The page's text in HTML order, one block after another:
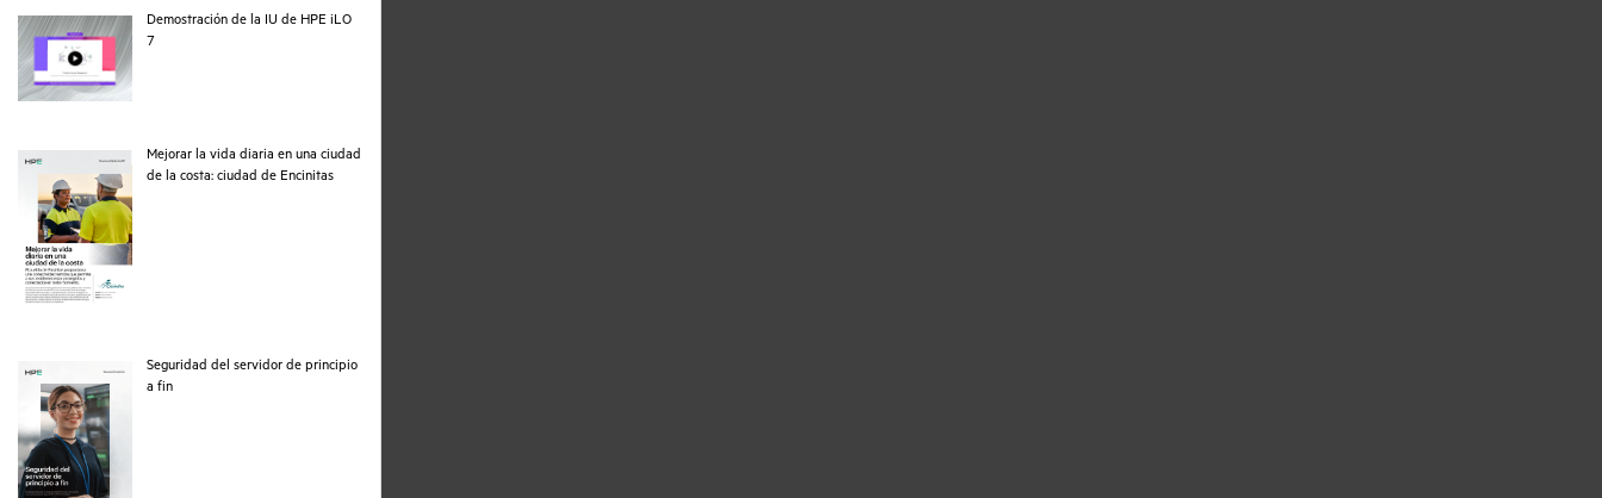
Demostración de la IU de HPE iLO
7
Mejorar la vida diaria en una ciudad
de la costa: ciudad de Encinitaspdf
Seguridad del servidor de principio
a finpdf